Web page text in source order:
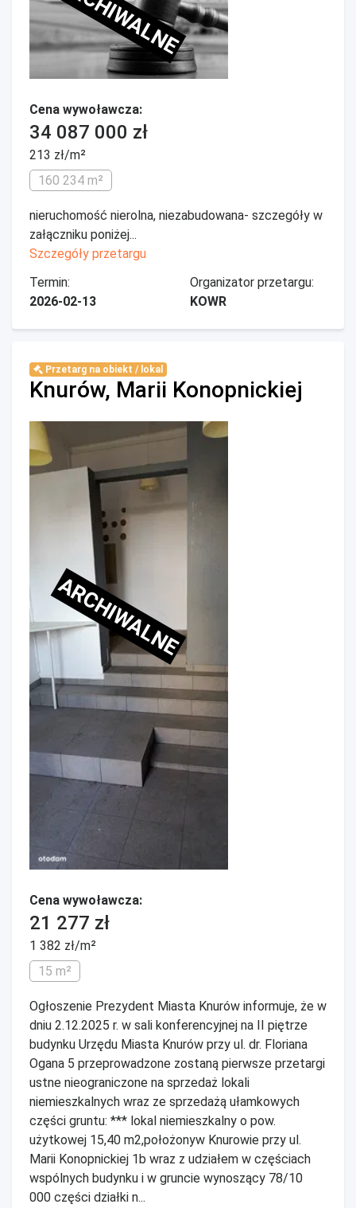
Cena wywoławcza:
34 087 000 zł
213 zł/m²
160 234 m²
nieruchomość nierolna, niezabudowana- szczegóły w
załączniku poniżej...
Szczegóły przetargu
Termin:
2026-02-13
Organizator przetargu:
KOWR
Przetarg na obiekt / lokal
Knurów, Marii Konopnickiej
ARCHIWALNE
Cena wywoławcza:
21 277 zł
1 382 zł/m²
15 m²
Ogłoszenie Prezydent Miasta Knurów informuje, że w
dniu 2.12.2025 r. w sali konferencyjnej na II piętrze
budynku Urzędu Miasta Knurów przy ul. dr. Floriana
Ogana 5 przeprowadzone zostaną pierwsze przetargi
ustne nieograniczone na sprzedaż lokali
niemieszkalnych wraz ze sprzedażą ułamkowych
części gruntu: *** lokal niemieszkalny o pow.
użytkowej 15,40 m2,położonyw Knurowie przy ul.
Marii Konopnickiej 1b wraz z udziałem w częściach
wspólnych budynku i w gruncie wynoszący 78/10
000 części działki n...